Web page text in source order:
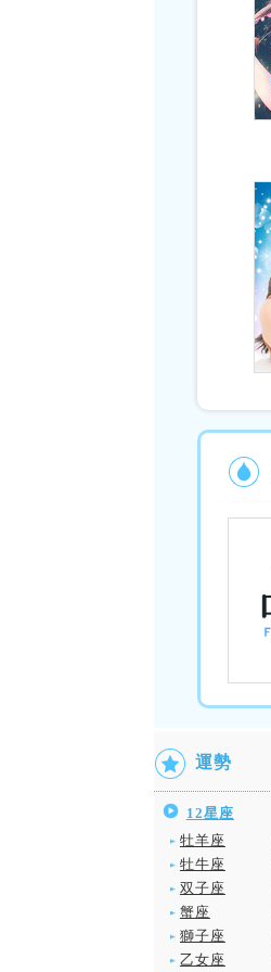
運勢
12星座
牡羊座
牡牛座
双子座
蟹座
獅子座
乙女座